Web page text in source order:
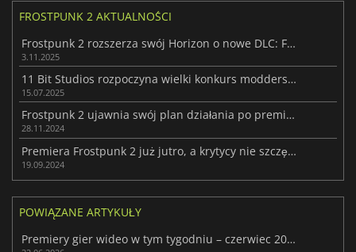
FROSTPUNK 2 AKTUALNOŚCI
Frostpunk 2 rozszerza swój Horizon o nowe DLC: Fractured Utopias
3.11.2025
11 Bit Studios rozpoczyna wielki konkurs modderski dla Frostpunk 2
15.07.2025
Frostpunk 2 ujawnia swój plan działania po premierze
28.11.2024
Premiera Frostpunk 2 już jutro, a krytycy nie szczędzą pozytywnych opinii
19.09.2024
POWIĄZANE ARTYKUŁY
Premiery gier wideo w tym tygodniu – czerwiec 2026 r. (26. tydzień)